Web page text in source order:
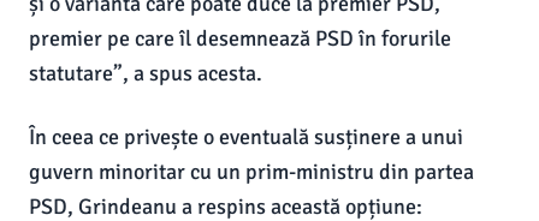
premier pe care îl desemnează PSD în forurile
statutare”, a spus acesta.
În ceea ce privește o eventuală susținere a unui
guvern minoritar cu un prim-ministru din partea
PSD, Grindeanu a respins această opțiune: